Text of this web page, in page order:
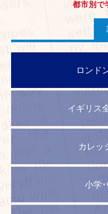
都市別で
ロンド
イギリス
カレッ
小学